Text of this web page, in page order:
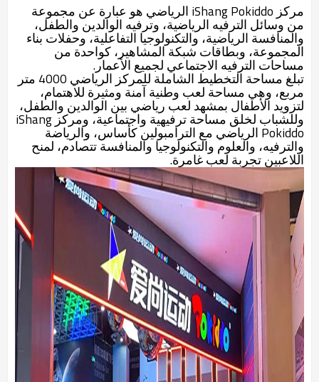
مركز iShang Pokiddo الرياضي هو عبارة عن مجموعة
من وسائل الترفيه الرياضية، وترفيه الوالدين والطفل،
والمنافسة الرياضية، والتكنولوجيا التفاعلية، وحفلات بناء
المجموعة، وبطاقات شبكة المشاهير، كواحدة من
مساحات الترفيه الاجتماعي لجميع الأعمار.
تبلغ مساحة التخطيط الشاملة للمركز الرياضي 4000 متر
مربع، وهي مساحة لعب وطنية آمنة ومثيرة للاهتمام،
لتزويد الأطفال بمشهد لعب رياضي بين الوالدين والطفل،
وللشباب لخلق مساحة ترفيهية واجتماعية، ومركز iShang
Pokiddo الرياضي مع الترامبولين كأساس، والرياضة
والترفيه، والعلوم والتكنولوجيا والمنافسة تتصادم، لمنح
اللاعبين تجربة لعب غامرة.